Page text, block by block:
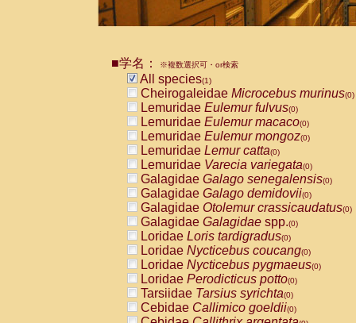
■学名： ※複数選択可・or検索
All species(1)
Cheirogaleidae Microcebus murinus(0)
Lemuridae Eulemur fulvus(0)
Lemuridae Eulemur macaco(0)
Lemuridae Eulemur mongoz(0)
Lemuridae Lemur catta(0)
Lemuridae Varecia variegata(0)
Galagidae Galago senegalensis(0)
Galagidae Galago demidovii(0)
Galagidae Otolemur crassicaudatus(0)
Galagidae Galagidae spp.(0)
Loridae Loris tardigradus(0)
Loridae Nycticebus coucang(0)
Loridae Nycticebus pygmaeus(0)
Loridae Perodicticus potto(0)
Tarsiidae Tarsius syrichta(0)
Cebidae Callimico goeldii(0)